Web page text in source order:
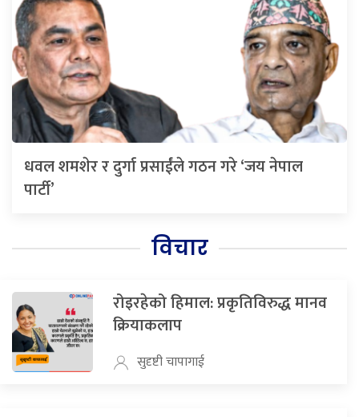
धवल शमशेर र दुर्गा प्रसाईंले गठन गरे ‘जय नेपाल
पार्टी’
विचार
रोइरहेको हिमाल: प्रकृतिविरुद्ध मानव
क्रियाकलाप
सुदृष्टी चापागाई